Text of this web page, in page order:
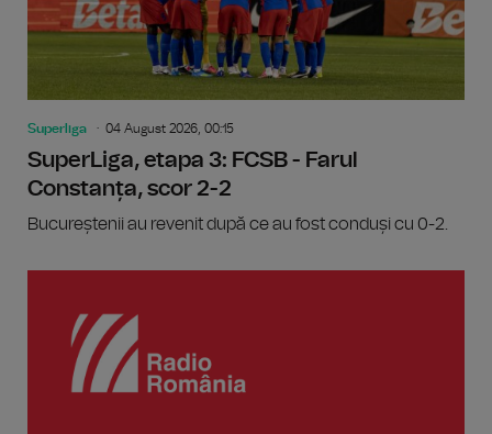
Superliga 04 August 2026, 00:15
SuperLiga, etapa 3: FCSB - Farul
Constanța, scor 2-2
Bucureștenii au revenit după ce au fost conduși cu 0-2.